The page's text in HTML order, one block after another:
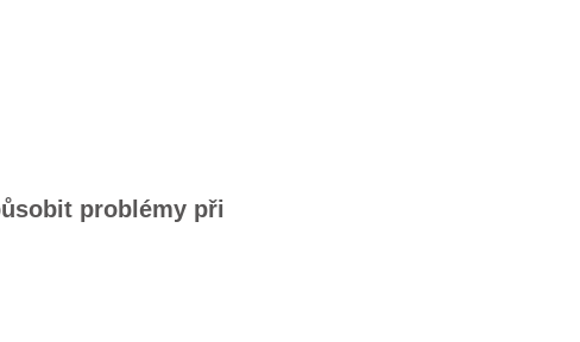
problémy při